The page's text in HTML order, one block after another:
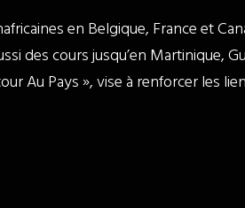
en Belgique, France et
des cours jusqu’en Martinique,
Au Pays », vise à renforcer les